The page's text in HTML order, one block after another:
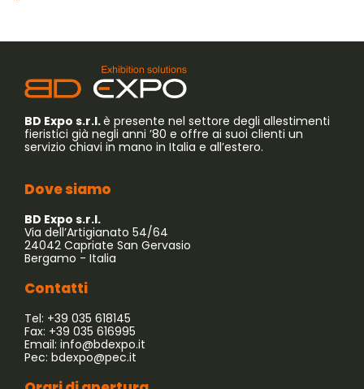
BD Expo s.r.l.è presente nel settore degli allestimenti
fieristici già negli anni ’80 e offre ai suoi clienti un
servizio chiavi in mano in Italia e all’estero.
Dove siamo
BD Expo s.r.l.
Via dell’Artigianato 54/64
24042 Capriate San Gervasio
Bergamo - Italia
Contatti
Tel: +39 035 618145
Fax: +39 035 616995
Email: info@bdexpo.it
Pec: bdexpo@pec.it